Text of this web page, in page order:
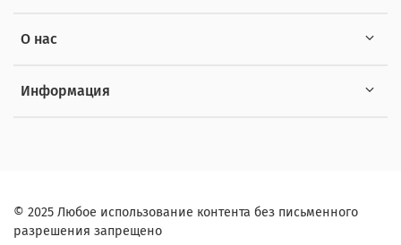
О нас
Информация
© 2025 Любое использование контента без письменного
разрешения запрещено